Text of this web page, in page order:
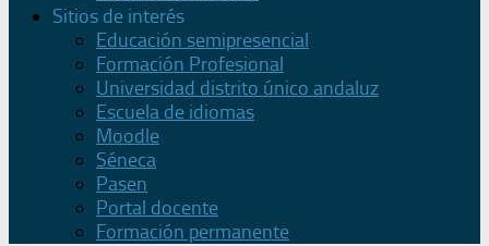
Sitios de interés
Educación semipresencial
Formación Profesional
Universidad distrito único andaluz
Escuela de idiomas
Moodle
Séneca
Pasen
Portal docente
Formación permanente